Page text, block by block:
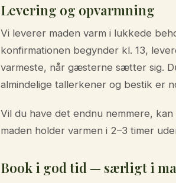
Levering og opvarmning
Vi leverer maden varm i lukkede
konfirmationen begynder kl. 13,
varmeste, når gæsterne sætter sig.
almindelige tallerkener og bestik er
Vil du have det endnu nemmere,
maden holder varmen i 2–3 timer
Book i god tid — særligt i